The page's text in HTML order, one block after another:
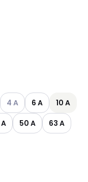
vaihtoehdot
olevat olevat
Katso käytettävissä
4 A 6 A
10 A
50 A 63 A